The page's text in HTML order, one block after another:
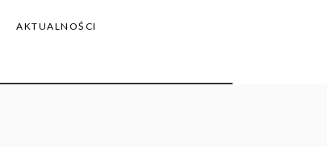
AKTUALNOŚCI